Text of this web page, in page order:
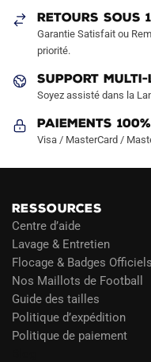
sur
page
produit
RETOURS SOUS
Garantie Satisfait ou
priorité.
SUPPORT
Soyez assisté dans la
Paiements
Visa / MasterCard /
RESSOURCES
Centre d’aide
Lavage & Entretien
Flocage & Badges Officiels
Nos Maillots de Football
Guide des tailles
Politique d’expédition
Politique de paiement